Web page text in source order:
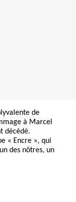
de
à Marcel
décédé.
« Encre », qui
des nôtres, un